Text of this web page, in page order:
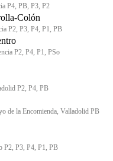
P4, PB, P3, P2
Colón
P2, P3, P4, P1, PB
P2, P4, P1, PSo
P2, P4, PB
de la Encomienda, Valladolid PB
P2, P3, P4, P1, PB